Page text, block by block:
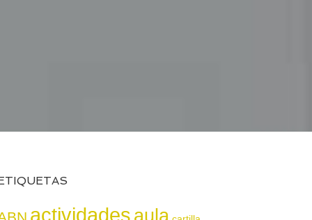
actividadesaula